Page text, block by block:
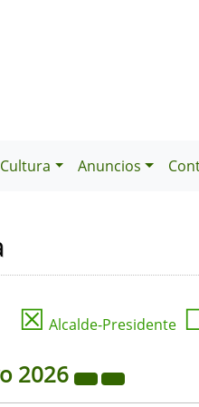
Cultura Anuncios
☒ Alcalde-Presidente
2026